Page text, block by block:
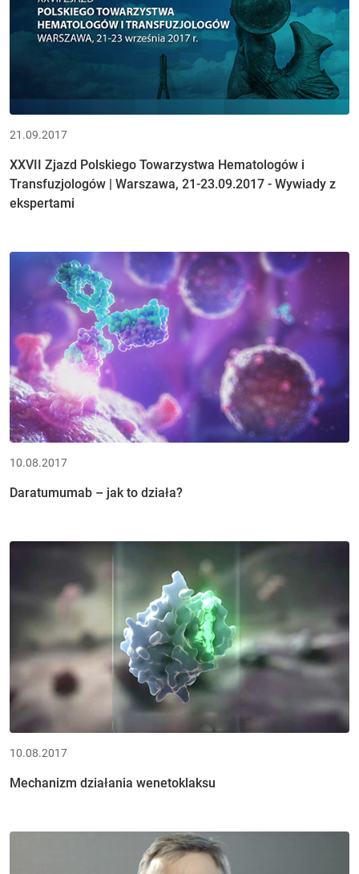
21.09.2017
XXVII Zjazd Polskiego Towarzystwa Hematologów i
Transfuzjologów | Warszawa, 21-23.09.2017 - Wywiady z
ekspertami
10.08.2017
Daratumumab – jak to działa?
10.08.2017
Mechanizm działania wenetoklaksu